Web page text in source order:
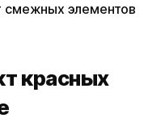
смежных элементов
красных